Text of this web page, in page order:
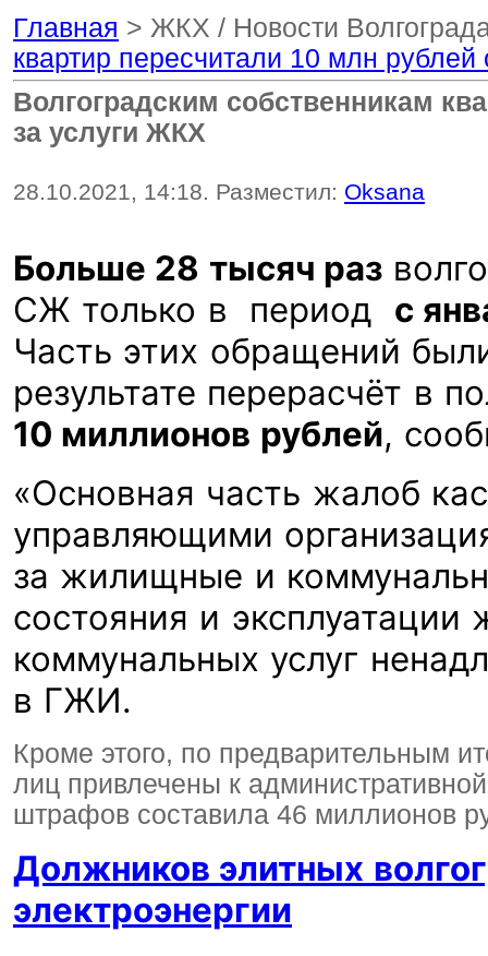
Главная > ЖКХ / Новости
квартир пересчитали 10 млн
Волгоградским собственникам
за услуги ЖКХ
28.10.2021, 14:18. Разместил: Oksana
Больше 28 тысяч раз
СЖ только в период с
Часть этих обращений
результате перерасчёт в
10 миллионов рублей,
«Основная часть жалоб
управляющими
за жилищные и
состояния и
коммунальных услуг
в ГЖИ.
Кроме этого, по предварительным
лиц привлечены к
штрафов составила 46 миллионов
Должников элитных
электроэнергии